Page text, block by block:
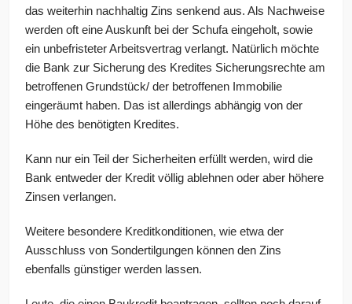
das weiterhin nachhaltig Zins senkend aus. Als Nachweise
werden oft eine Auskunft bei der Schufa eingeholt, sowie
ein unbefristeter Arbeitsvertrag verlangt. Natürlich möchte
die Bank zur Sicherung des Kredites Sicherungsrechte am
betroffenen Grundstück/ der betroffenen Immobilie
eingeräumt haben. Das ist allerdings abhängig von der
Höhe des benötigten Kredites.
Kann nur ein Teil der Sicherheiten erfüllt werden, wird die
Bank entweder der Kredit völlig ablehnen oder aber höhere
Zinsen verlangen.
Weitere besondere Kreditkonditionen, wie etwa der
Ausschluss von Sondertilgungen können den Zins
ebenfalls günstiger werden lassen.